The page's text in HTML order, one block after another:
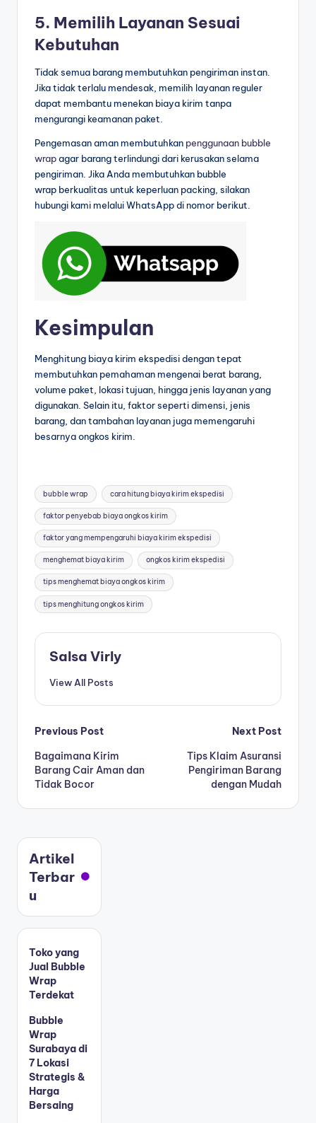
5. Memilih Layanan Sesuai
Kebutuhan
Tidak semua barang membutuhkan pengiriman instan.
Jika tidak terlalu mendesak, memilih layanan reguler
dapat membantu menekan biaya kirim tanpa
mengurangi keamanan paket.
Pengemasan aman membutuhkan penggunaan bubble
wrapagar barang terlindungi dari kerusakan selama
pengiriman. Jika Anda membutuhkan bubble
wrap berkualitas untuk keperluan packing, silakan
hubungi kami melalui WhatsApp di nomor berikut.
Kesimpulan
Menghitung biaya kirim ekspedisi dengan tepat
membutuhkan pemahaman mengenai berat barang,
volume paket, lokasi tujuan, hingga jenis layanan yang
digunakan. Selain itu, faktor seperti dimensi, jenis
barang, dan tambahan layanan juga memengaruhi
besarnya ongkos kirim.
bubble wrap cara hitung biaya kirim ekspedisi
faktor penyebab biaya ongkos kirim
faktor yang mempengaruhi biaya kirim ekspedisi
menghemat biaya kirim ongkos kirim ekspedisi
tips menghemat biaya ongkos kirim
tips menghitung ongkos kirim
Salsa Virly
View All Posts
Previous Post
Bagaimana Kirim
Barang Cair Aman dan
Tidak Bocor
Next Post
Tips Klaim Asuransi
Pengiriman Barang
dengan Mudah
Artikel
Terbar
u
Toko yang
Jual Bubble
Wrap
Terdekat
Bubble
Wrap
Surabaya di
7 Lokasi
Strategis &
Harga
Bersaing